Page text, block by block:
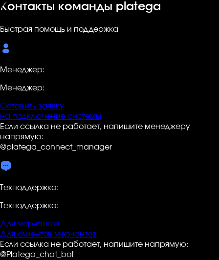
Контакты команды platega
Быстрая помощь и поддержка
Менеджер:
Менеджер:
Оставить заявку
на подключение системы
Если ссылка не работает, напишите менеджеру
напрямую:
@platega_connect_manager
Техподдержка:
Техподдержка:
Для мерчантов
Для клиентов мерчантов
Если ссылка не работает, напишите напрямую:
@Platega_chat_bot